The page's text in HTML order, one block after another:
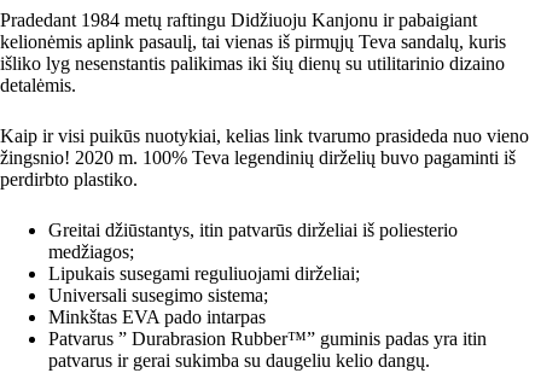
Pradedant 1984 metų raftingu Didžiuoju Kanjonu ir pabaigiant
kelionėmis aplink pasaulį, tai vienas iš pirmųjų Teva sandalų, kuris
išliko lyg nesenstantis palikimas iki šių dienų su utilitarinio dizaino
detalėmis.
Kaip ir visi puikūs nuotykiai, kelias link tvarumo prasideda nuo vieno
žingsnio! 2020 m. 100% Teva legendinių dirželių buvo pagaminti iš
perdirbto plastiko.
Greitai džiūstantys, itin patvarūs dirželiai iš poliesterio
medžiagos;
Lipukais susegami reguliuojami dirželiai;
Universali susegimo sistema;
Minkštas EVA pado intarpas
Patvarus ” Durabrasion Rubber™” guminis padas yra itin
patvarus ir gerai sukimba su daugeliu kelio dangų.